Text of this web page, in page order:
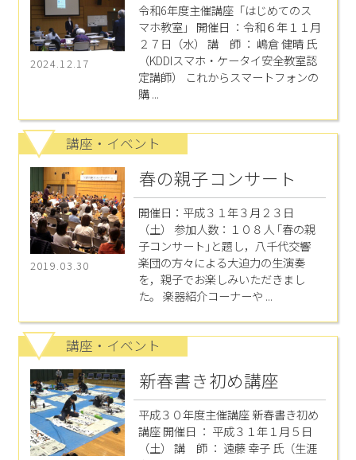
2024.12.17
令和6年度主催講座「はじめてのス
マホ教室」 開催日 ：令和６年１１月
２７日（水） 講 師 ： 嶋倉 健晴 氏
（KDDIスマホ・ケータイ安全教室認
定講師） これからスマートフォンの
購 ...
講座・イベント
2019.03.30
春の親子コンサート
開催日：平成３１年３月２３日
（土） 参加人数：１０８人 ｢春の親
子コンサート｣と題し，八千代交響
楽団の方々による大迫力の生演奏
を，親子でお楽しみいただきまし
た。 楽器紹介コーナーや ...
講座・イベント
新春書き初め講座
平成３０年度主催講座 新春書き初め
講座 開催日 ： 平成３１年１月５日
（土） 講 師 ： 遠藤 幸子 氏（生涯